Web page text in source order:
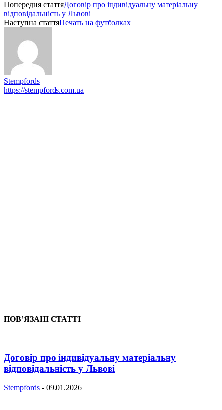
Попередня статтяДоговір про індивідуальну матеріальну
відповідальність у Львові
Наступна статтяПечать на футболках
Stempfords
https://stempfords.com.ua
ПОВ’ЯЗАНІ СТАТТІ
Договір про індивідуальну матеріальну
відповідальність у Львові
Stempfords - 09.01.2026